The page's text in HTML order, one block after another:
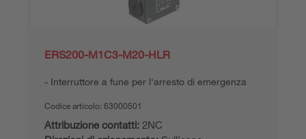
ERS200-M1C3-M20-HLR
Interruttore a fune per l'arresto di emergenza
Codice articolo: 63000501
Attribuzione contatti: 2NC